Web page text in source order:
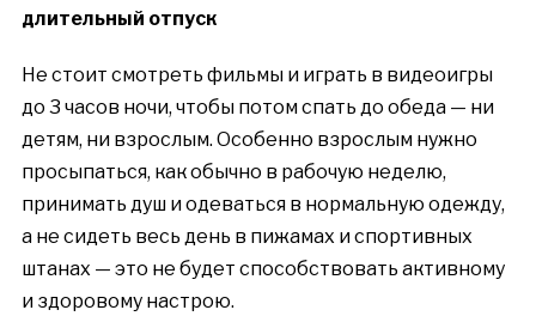
длительный отпуск
Не стоит смотреть фильмы и играть в видеоигры
до 3 часов ночи, чтобы потом спать до обеда — ни
детям, ни взрослым. Особенно взрослым нужно
просыпаться, как обычно в рабочую неделю,
принимать душ и одеваться в нормальную одежду,
а не сидеть весь день в пижамах и спортивных
штанах — это не будет способствовать активному
и здоровому настрою.